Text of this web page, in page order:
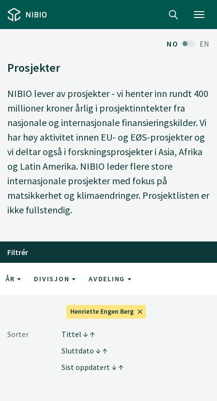
NO EN
Prosjekter
NIBIO lever av prosjekter - vi henter inn rundt 400
millioner kroner årlig i prosjektinntekter fra
nasjonale og internasjonale finansieringskilder. Vi
har høy aktivitet innen EU- og EØS-prosjekter og
vi deltar også i forskningsprosjekter i Asia, Afrika
og Latin Amerika. NIBIO leder flere store
internasjonale prosjekter med fokus på
matsikkerhet og klimaendringer. Prosjektlisten er
ikke fullstendig.
Filtrér
ÅR DIVISJON AVDELING
Henriette Engen Berg
Sorter
Tittel
Sluttdato
Sist oppdatert